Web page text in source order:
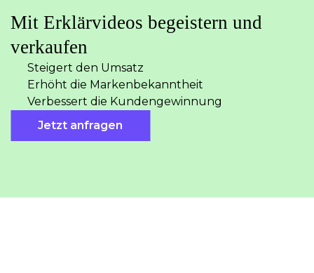
Mit Erklärvideos begeistern und
verkaufen
Steigert den Umsatz
Erhöht die Markenbekanntheit
Verbessert die Kundengewinnung
Jetzt anfragen